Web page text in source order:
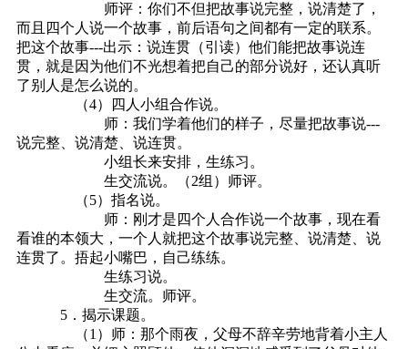
师评：你们不但把故事说完整，说清楚了，
而且四个人说一个故事，前后语句之间都有一定的联系。
把这个故事---出示：说连贯（引读）他们能把故事说连
贯，就是因为他们不光想着把自己的部分说好，还认真听
了别人是怎么说的。
（4）四人小组合作说。
师：我们学着他们的样子，尽量把故事说---
说完整、说清楚、说连贯。
小组长来安排，生练习。
生交流说。（2组）师评。
（5）指名说。
师：刚才是四个人合作说一个故事，现在看
看谁的本领大，一个人就把这个故事说完整、说清楚、说
连贯了。捂起小嘴巴，自己练练。
生练习说。
生交流。师评。
5．揭示课题。
（1）师：那个雨夜，父母不辞辛劳地背着小主人